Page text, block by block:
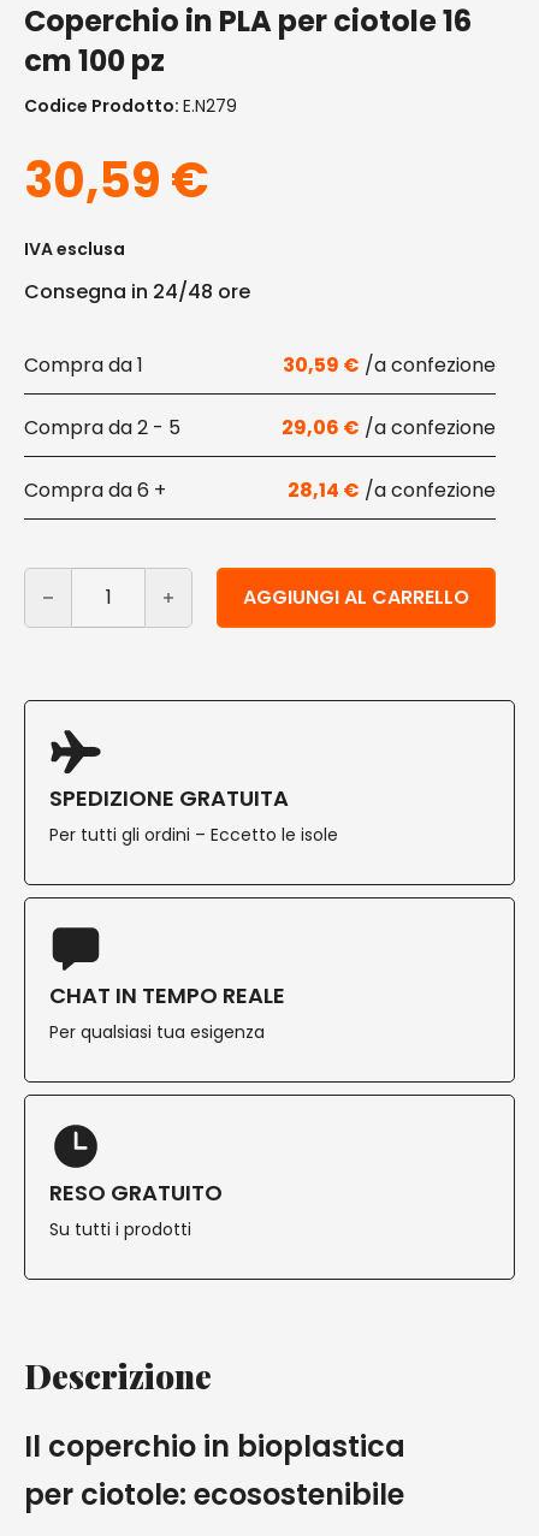
Coperchio in PLA per ciotole 16
cm 100 pz
Codice Prodotto: E.N279
30,59€
IVA esclusa
Consegna in 24/48 ore
1 30,59 €
2 - 5 29,06 €
6 + 28,14 €
Coperchio in PLA per ciotole 16 cm 100 pz quantità
AGGIUNGI AL CARRELLO
Alternative:
SPEDIZIONE GRATUITA
Per tutti gli ordini – Eccetto le isole
CHAT IN TEMPO REALE
Per qualsiasi tua esigenza
RESO GRATUITO
Su tutti i prodotti
Descrizione
Il coperchio in bioplastica
per ciotole: ecosostenibile